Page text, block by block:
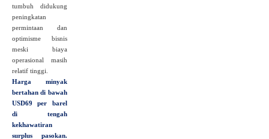
tumbuh didukung
peningkatan
permintaan dan
optimisme bisnis
meski biaya
operasional masih
relatif tinggi.
Harga minyak
bertahan di bawah
USD69 per barel
di tengah
kekhawatiran
surplus pasokan.